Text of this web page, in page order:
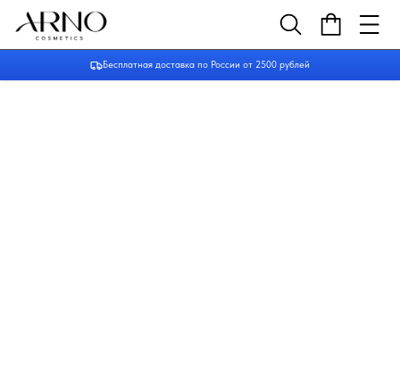
Бесплатная доставка по России от 2500 рублей